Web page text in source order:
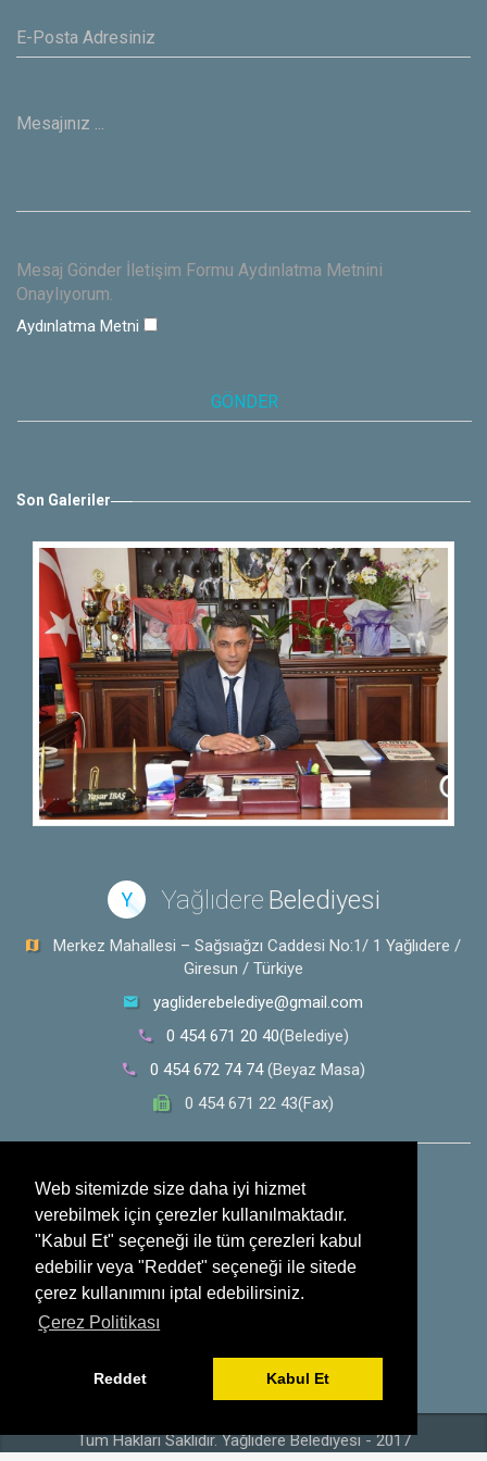
Web sitemizde size daha iyi hizmet
verebilmek için çerezler kullanılmaktadır.
"Kabul Et" seçeneği ile tüm çerezleri kabul
edebilir veya "Reddet" seçeneği ile sitede
çerez kullanımını iptal edebilirsiniz.
Çerez Politikası
Reddet Kabul Et
Mesaj Gönder İletişim Formu Aydınlatma Metnini
Onaylıyorum.
Aydınlatma Metni
Son Galeriler
Y Yağlıdere Belediyesi
Merkez Mahallesi – Sağsıağzı Caddesi No:1/ 1 Yağlıdere /
Giresun / Türkiye
yagliderebelediye@gmail.com
0 454 671 20 40(Belediye)
0 454 672 74 74(Beyaz Masa)
0 454 671 22 43(Fax)
0 532 353 30 28(Whatsapp İhbar Hattı)
Sosyal Medya
Tüm Hakları Saklıdır. Yağlıdere Belediyesi - 2017